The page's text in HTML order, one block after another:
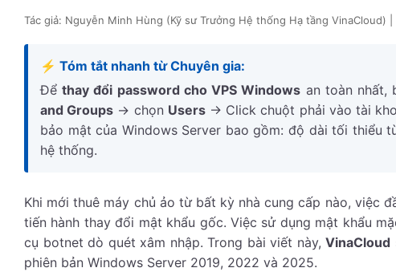
Tác giả: Nguyễn Minh Hùng (Kỹ sư Trưởng Hệ thống Hạ tầng VinaCloud)
⚡ Tóm tắt nhanh từ Chuyên gia:
Đểthay đổi password cho VPS Windows an toàn nhất,
and Groups -> chọn Users-> Click chuột phải vào tài
bảo mật của Windows Server bao gồm: độ dài tối
hệ thống.
Khi mới thuê máy chủ ảo từ bất kỳ nhà cung cấp nào, việc
tiến hành thay đổi mật khẩu gốc. Việc sử dụng mật khẩu
cụ botnet dò quét xâm nhập. Trong bài viết này,VinaCloud
phiên bản Windows Server 2019, 2022 và 2025.